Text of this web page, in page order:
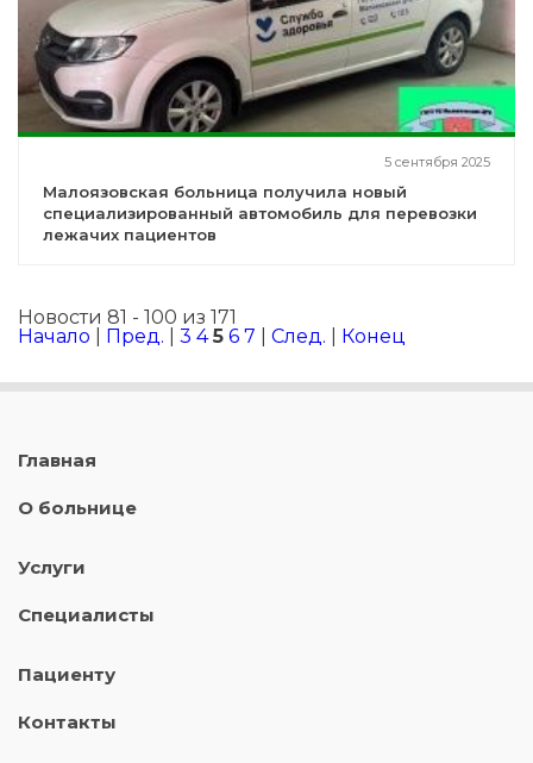
5 сентября 2025
Малоязовская больница получила новый
специализированный автомобиль для перевозки
лежачих пациентов
Новости 81 - 100 из 171
Начало
Пред. 3 4 5 6 7 След. Конец
Главная
О больнице
Услуги
Специалисты
Пациенту
Контакты